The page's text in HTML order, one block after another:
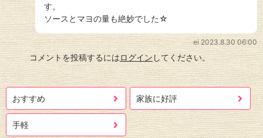
す。
ソースとマヨの量も絶妙でした☆
ei2023.8.30 06:00
コメントを投稿するにはログイン してください。
おすすめ 家族に好評
手軽